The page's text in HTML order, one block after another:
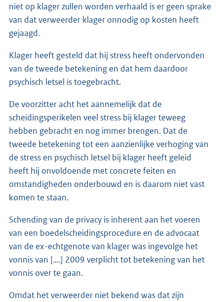
niet op klager zullen worden verhaald is er geen sprake
van dat verweerder klager onnodig op kosten heeft
gejaagd.
Klager heeft gesteld dat hij stress heeft ondervonden
van de tweede betekening en dat hem daardoor
psychisch letsel is toegebracht.
De voorzitter acht het aannemelijk dat de
scheidingsperikelen veel stress bij klager teweeg
hebben gebracht en nog immer brengen. Dat de
tweede betekening tot een aanzienlijke verhoging van
de stress en psychisch letsel bij klager heeft geleid
heeft hij onvoldoende met concrete feiten en
omstandigheden onderbouwd en is daarom niet vast
komen te staan.
Schending van de privacy is inherent aan het voeren
van een boedelscheidingsprocedure en de advocaat
van de ex-echtgenote van klager was ingevolge het
vonnis van [….] 2009 verplicht tot betekening van het
vonnis over te gaan.
Omdat het verweerder niet bekend was dat zijn